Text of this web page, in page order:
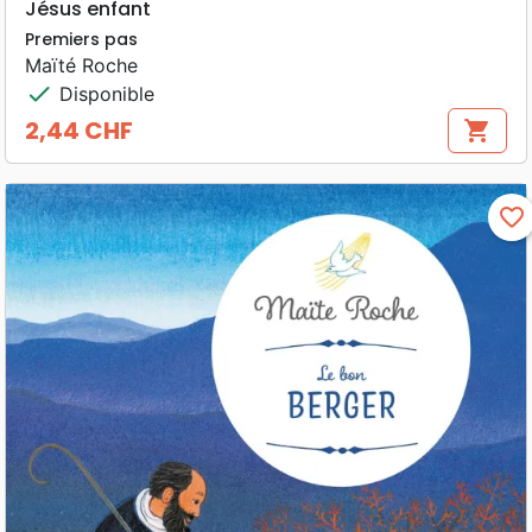
Jésus enfant
Premiers pas
Maïté Roche
check Disponible
Prix
2,44 CHF shopping_cart
favorite_border